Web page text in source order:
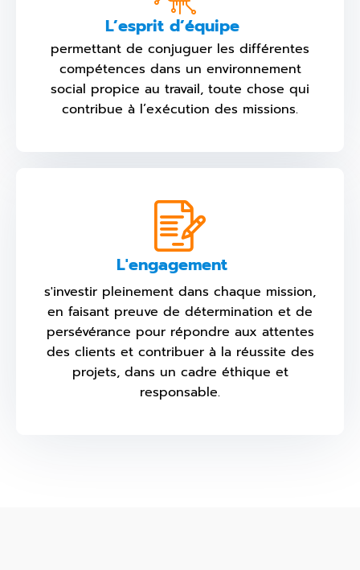
L’esprit d’équipe
permettant de conjuguer les différentes
compétences dans un environnement
social propice au travail, toute chose qui
contribue à l’exécution des missions.
L'engagement
s'investir pleinement dans chaque mission,
en faisant preuve de détermination et de
persévérance pour répondre aux attentes
des clients et contribuer à la réussite des
projets, dans un cadre éthique et
responsable.